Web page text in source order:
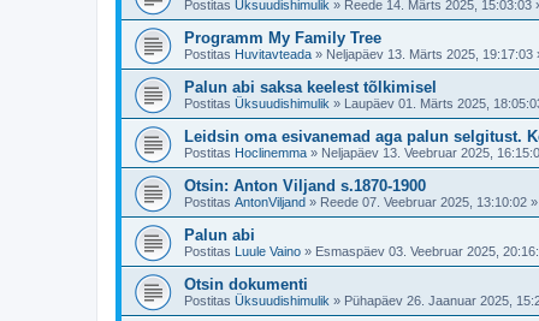
Postitas Üksuudishimulik » Reede 14. Märts 2025, 15:03:03
Programm My Family Tree
Postitas Huvitavteada » Neljapäev 13. Märts 2025, 19:17:03
Palun abi saksa keelest tõlkimisel
Postitas Üksuudishimulik » Laupäev 01. Märts 2025,
Leidsin oma esivanemad aga palun selgitust.
Postitas Hoclinemma » Neljapäev 13. Veebruar 2025,
Otsin: Anton Viljand s.1870-1900
Postitas AntonViljand » Reede 07. Veebruar 2025, 13:10:02 »
Palun abi
Postitas Luule Vaino » Esmaspäev 03. Veebruar 2025,
Otsin dokumenti
Postitas Üksuudishimulik » Pühapäev 26. Jaanuar 2025,